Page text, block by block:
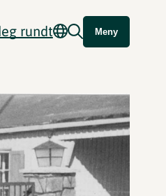
rundt Meny